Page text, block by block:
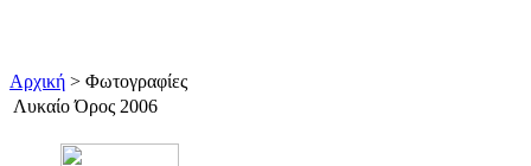
Αρχική > Φωτογραφίες
Λυκαίο Όρος 2006